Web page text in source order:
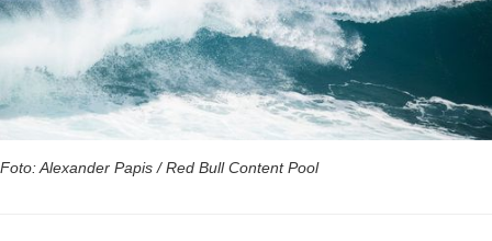
Foto: Alexander Papis / Red Bull Content Pool